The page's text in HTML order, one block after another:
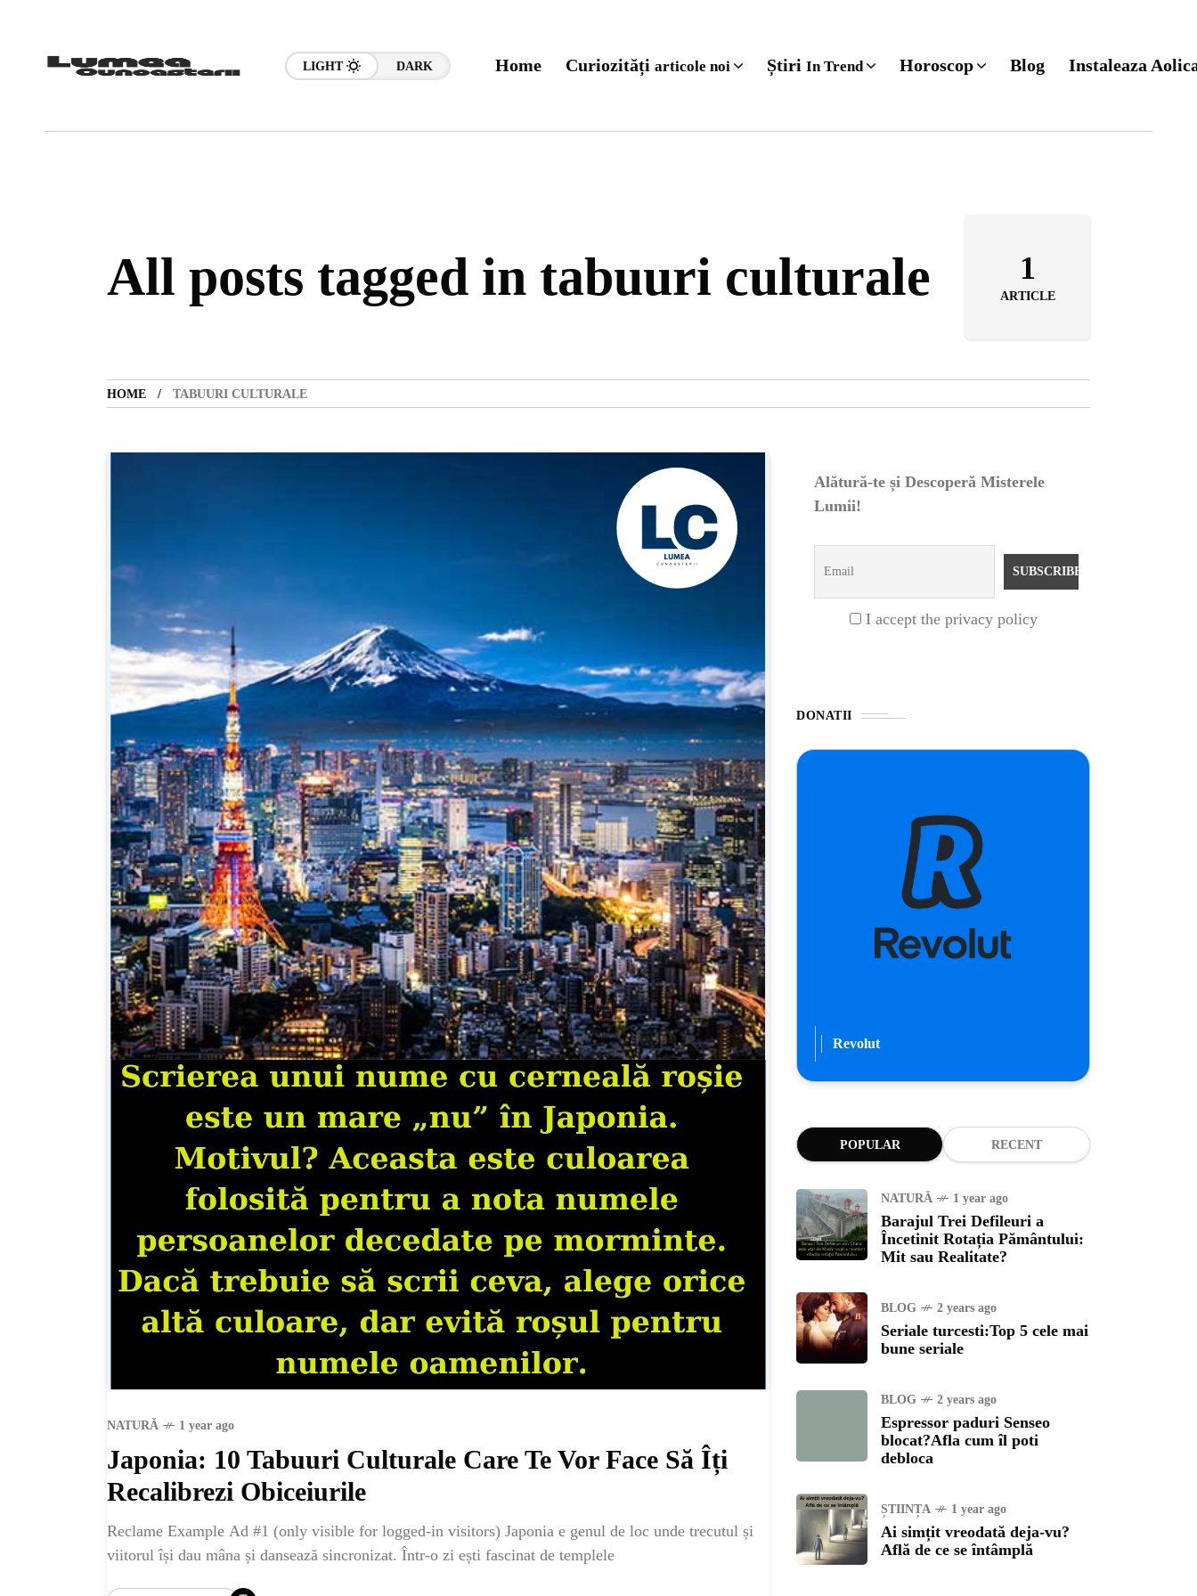
LIGHT DARK Home Curiozități articole noi Știri In Trend Horoscop Blog Instaleaza
All posts tagged in tabuuri culturale 1
ARTICLE
HOME TABUURI CULTURALE
NATURĂ 1 year ago
Japonia: 10 Tabuuri Culturale Care Te Vor Face Să Îți
Recalibrezi Obiceiurile
Reclame Example Ad #1 (only visible for logged-in visitors) Japonia e genul de loc unde trecutul și
viitorul își dau mâna și dansează sincronizat. Într-o zi ești fascinat de templele
Alătură-te și Descoperă Misterele
Lumii!
I accept the privacy policy
DONATII
Revolut
POPULAR RECENT
NATURĂ 1 year ago
Barajul Trei Defileuri a
Încetinit Rotația Pământului:
Mit sau Realitate?
BLOG 2 years ago
Seriale turcesti:Top 5 cele mai
bune seriale
BLOG 2 years ago
Espressor paduri Senseo
blocat?Afla cum îl poti
debloca
ȘTIINȚA 1 year ago
Ai simțit vreodată deja-vu?
Află de ce se întâmplă
HOME